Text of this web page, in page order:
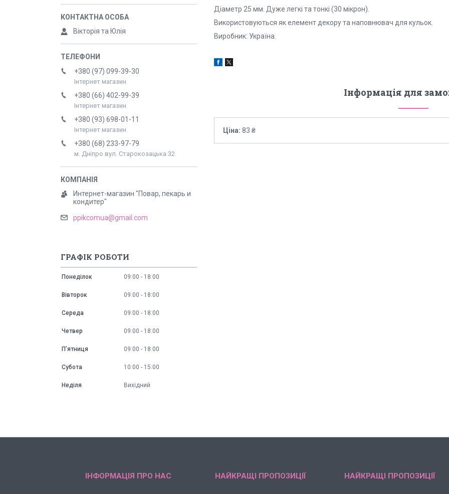
Діаметр 25 мм. Дуже легкі та тонкі (30 мікрон).
Використовуються як елемент декору та наповнювач для кульок.
Виробник: Україна.
Інформація для
Ціна: 83 ₴
Вікторія та Юлія
+380 (97) 099-39-30
Інтернет магазин
+380 (66) 402-99-39
Інтернет магазин
+380 (93) 698-01-11
Інтернет магазин
+380 (68) 233-97-79
м. Дніпро вул. Старокозацька 32
Интернет-магазин "Повар, пекарь и
кондитер"
ppikcomua@gmail.com
ГРАФІК РОБОТИ
Понеділок 09:00 18:00
Вівторок 09:00 18:00
Середа 09:00 18:00
Четвер 09:00 18:00
Пʼятниця 09:00 18:00
Субота 10:00 15:00
Неділя Вихідний
ІНФОРМАЦІЯ ПРО НАС НАЙКРАЩІ ПРОПОЗИЦІЇ НАЙКРАЩІ ПРОПОЗИЦІЇ